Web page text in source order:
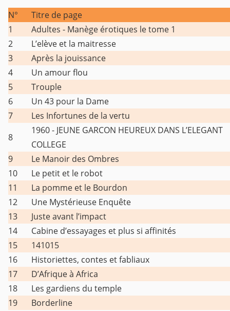
N°
Titre de page
1
Adultes - Manège érotiques le tome 1
2
L’elève et la maitresse
3
Après la jouissance
4
Un amour flou
5
Trouple
6
Un 43 pour la Dame
7
Les Infortunes de la vertu
8
1960 - JEUNE GARCON HEUREUX DANS L’ELEGANT
COLLEGE
9
Le Manoir des Ombres
10
Le petit et le robot
11
La pomme et le Bourdon
12
Une Mystérieuse Enquête
13
Juste avant l’impact
14
Cabine d’essayages et plus si affinités
15
141015
16
Historiettes, contes et fabliaux
17
D’Afrique à Africa
18
Les gardiens du temple
19
Borderline